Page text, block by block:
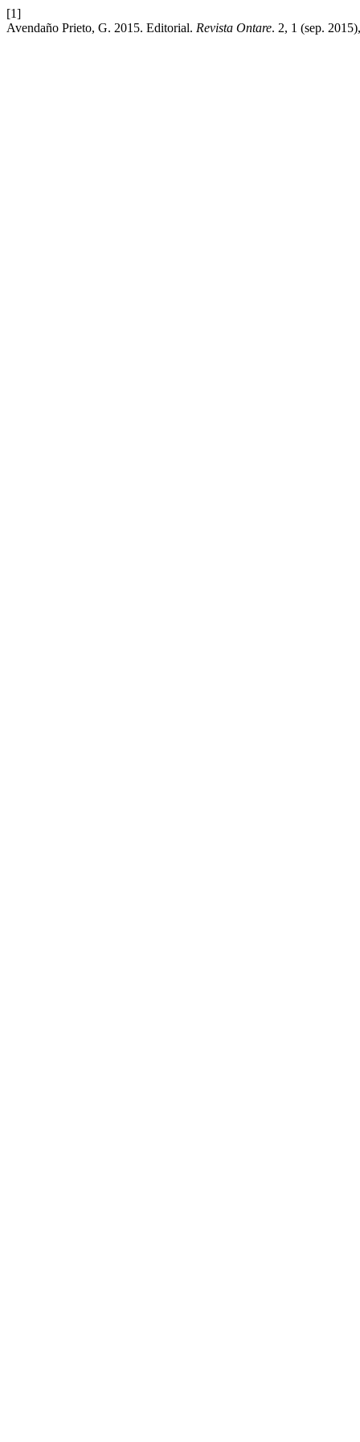
[1]
Avendaño Prieto, G. 2015. Editorial. Revista Ontare. 2, 1 (sep.